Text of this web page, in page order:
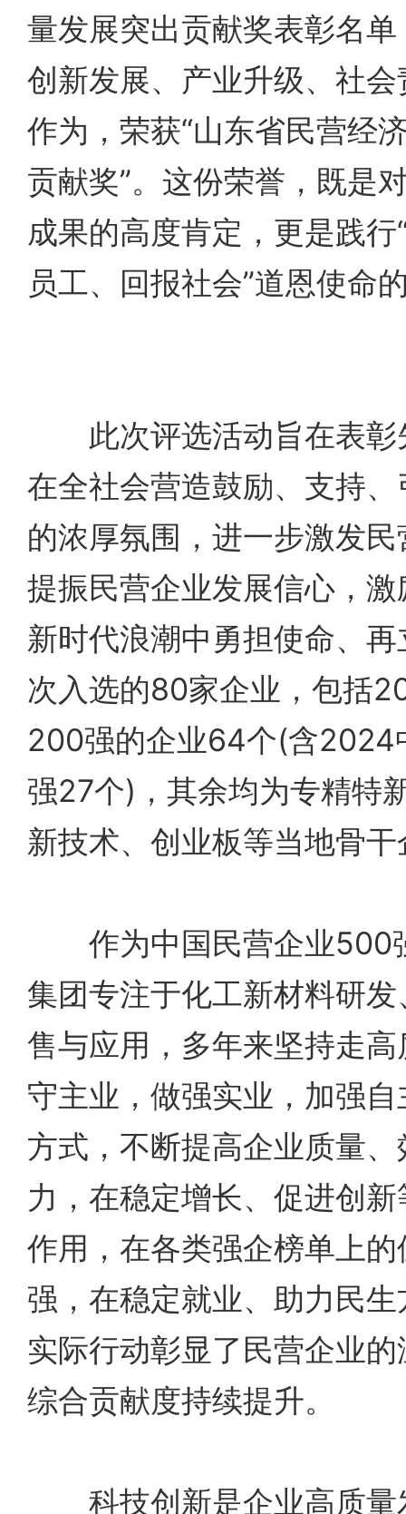
量发展突出贡献奖表彰名
创新发展、产业升级、社
作为，荣获“山东省民营经
贡献奖”。这份荣誉，既是
成果的高度肯定，更是践
员工、回报社会”道恩使命
此次评选活动旨在表彰
在全社会营造鼓励、支持
的浓厚氛围，进一步激发
提振民营企业发展信心，
新时代浪潮中勇担使命、
次入选的80家企业，包括
200强的企业64个(含2024
强27个)，其余均为专精特
新技术、创业板等当地骨
作为中国民营企业500
集团专注于化工新材料研
售与应用，多年来坚持走
守主业，做强实业，加强
方式，不断提高企业质量
力，在稳定增长、促进创
作用，在各类强企榜单上
强，在稳定就业、助力民
实际行动彰显了民营企业
综合贡献度持续提升。
科技创新是企业高质量